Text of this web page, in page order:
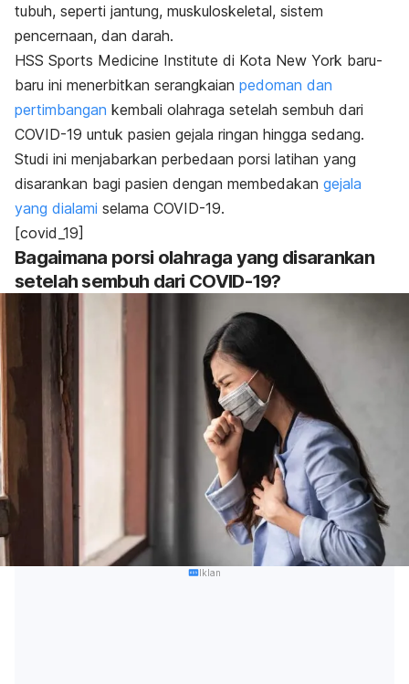
tubuh, seperti jantung, muskuloskeletal, sistem
pencernaan, dan darah.
HSS Sports Medicine Institute di Kota New York baru-
baru ini menerbitkan serangkaian pedoman dan
pertimbangan kembali olahraga setelah sembuh dari
COVID-19 untuk pasien gejala ringan hingga sedang.
Studi ini menjabarkan perbedaan porsi latihan yang
disarankan bagi pasien dengan membedakan gejala
yang dialami selama COVID-19.
[covid_19]
Bagaimana porsi olahraga yang disarankan
setelah sembuh dari COVID-19?
Iklan